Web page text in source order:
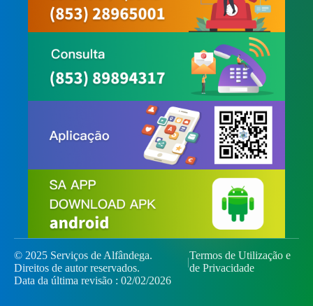
© 2025 Serviços de Alfândega.
Direitos de autor reservados.
|
Termos de Utilização e
de Privacidade
Data da última revisão : 02/02/2026